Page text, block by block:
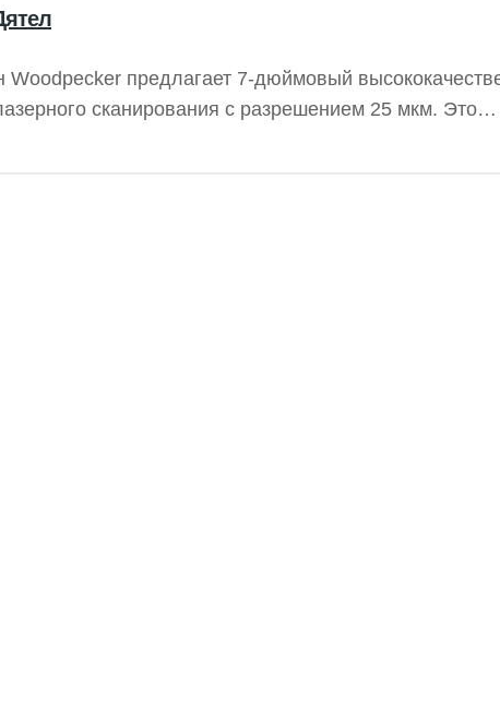
предлагает 7-дюймовый
сканирования с разрешением 25 мкм. Это
что делает диагностику более надежной.